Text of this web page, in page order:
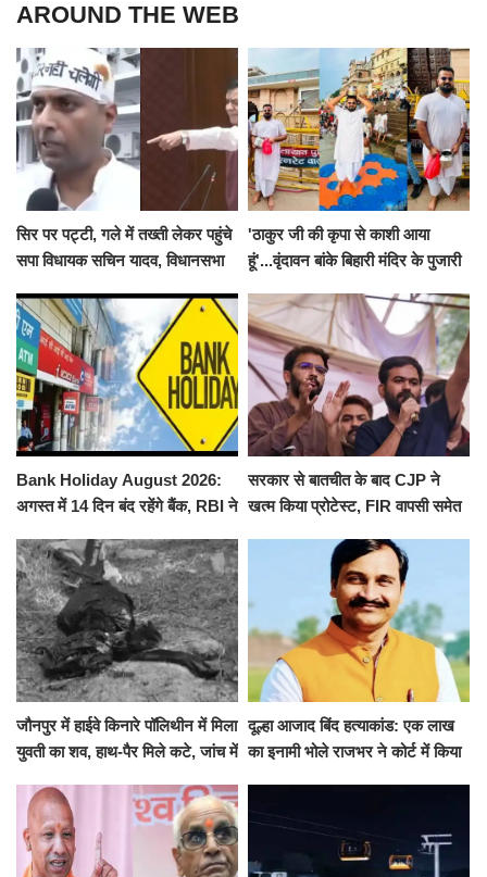
AROUND THE WEB
सिर पर पट्टी, गले में तख्ती लेकर पहुंचे
सपा विधायक सचिन यादव, विधानसभा
निलंबित
'ठाकुर जी की कृपा से काशी आया
हूं'...वृंदावन बांके बिहारी मंदिर के पुजारी
जलाभिषेक
Bank Holiday August 2026:
अगस्त में 14 दिन बंद रहेंगे बैंक, RBI ने
सरकार से बातचीत के बाद CJP ने
खत्म किया प्रोटेस्ट, FIR वापसी समेत
जौनपुर में हाईवे किनारे पॉलिथीन में मिला
युवती का शव, हाथ-पैर मिले कटे, जांच में
दूल्हा आजाद बिंद हत्याकांड: एक लाख
का इनामी भोले राजभर ने कोर्ट में किया